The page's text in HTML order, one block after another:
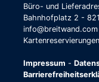
Büro- und
Bahnhofplatz 2 -
Impressum -